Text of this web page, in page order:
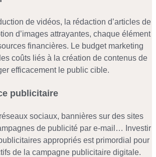
de vidéos, la rédaction d’articles de
d’images attrayantes, chaque élément
financières. Le budget marketing
coûts liés à la création de contenus de
efficacement le public cible.
publicitaire
sociaux, bannières sur des sites
de publicité par e-mail… Investir
appropriés est primordial pour
de la campagne publicitaire digitale.